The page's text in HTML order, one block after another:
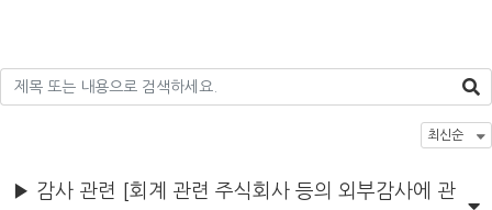
▶ 감사 관련 [회계 관련 주식회사 등의 외부감사에 관